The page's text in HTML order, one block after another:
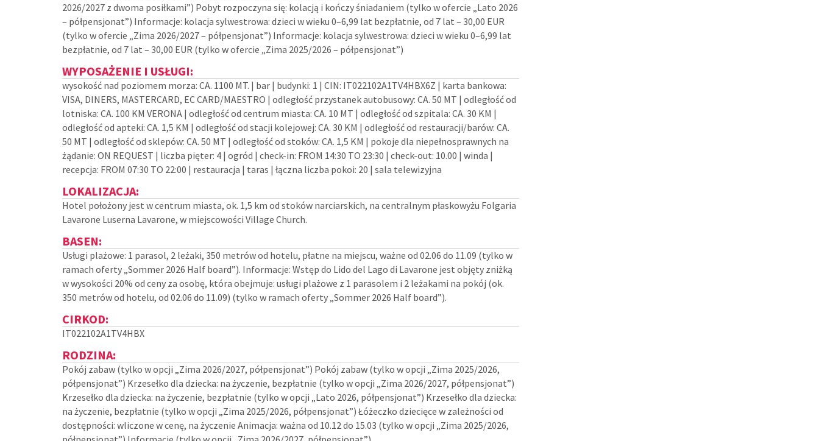
2026/2027 z dwoma posiłkami”) Pobyt rozpoczyna się: kolacją i kończy śniadaniem (tylko w ofercie „Lato 2026
– półpensjonat”) Informacje: kolacja sylwestrowa: dzieci w wieku 0–6,99 lat bezpłatnie, od 7 lat – 30,00 EUR
(tylko w ofercie „Zima 2026/2027 – półpensjonat”) Informacje: kolacja sylwestrowa: dzieci w wieku 0–6,99 lat
bezpłatnie, od 7 lat – 30,00 EUR (tylko w ofercie „Zima 2025/2026 – półpensjonat”)
WYPOSAŻENIE I USŁUGI:
wysokość nad poziomem morza: CA. 1100 MT. | bar | budynki: 1 | CIN: IT022102A1TV4HBX6Z | karta bankowa:
VISA, DINERS, MASTERCARD, EC CARD/MAESTRO | odległość przystanek autobusowy: CA. 50 MT | odległość od
lotniska: CA. 100 KM VERONA | odległość od centrum miasta: CA. 10 MT | odległość od szpitala: CA. 30 KM |
odległość od apteki: CA. 1,5 KM | odległość od stacji kolejowej: CA. 30 KM | odległość od restauracji/barów: CA.
50 MT | odległość od sklepów: CA. 50 MT | odległość od stoków: CA. 1,5 KM | pokoje dla niepełnosprawnych na
żądanie: ON REQUEST | liczba pięter: 4 | ogród | check-in: FROM 14:30 TO 23:30 | check-out: 10.00 | winda |
recepcja: FROM 07:30 TO 22:00 | restauracja | taras | łączna liczba pokoi: 20 | sala telewizyjna
LOKALIZACJA:
Hotel położony jest w centrum miasta, ok. 1,5 km od stoków narciarskich, na centralnym płaskowyżu Folgaria
Lavarone Luserna Lavarone, w miejscowości Village Church.
BASEN:
Usługi plażowe: 1 parasol, 2 leżaki, 350 metrów od hotelu, płatne na miejscu, ważne od 02.06 do 11.09 (tylko w
ramach oferty „Sommer 2026 Half board”). Informacje: Wstęp do Lido del Lago di Lavarone jest objęty zniżką
w wysokości 20% od ceny za osobę, która obejmuje: usługi plażowe z 1 parasolem i 2 leżakami na pokój (ok.
350 metrów od hotelu, od 02.06 do 11.09) (tylko w ramach oferty „Sommer 2026 Half board”).
CIRKOD:
IT022102A1TV4HBX
RODZINA:
Pokój zabaw (tylko w opcji „Zima 2026/2027, półpensjonat”) Pokój zabaw (tylko w opcji „Zima 2025/2026,
półpensjonat”) Krzesełko dla dziecka: na życzenie, bezpłatnie (tylko w opcji „Zima 2026/2027, półpensjonat”)
Krzesełko dla dziecka: na życzenie, bezpłatnie (tylko w opcji „Lato 2026, półpensjonat”) Krzesełko dla dziecka:
na życzenie, bezpłatnie (tylko w opcji „Zima 2025/2026, półpensjonat”) Łóżeczko dziecięce w zależności od
dostępności: wliczone w cenę, na życzenie Animacja: ważna od 10.12 do 15.03 (tylko w opcji „Zima 2025/2026,